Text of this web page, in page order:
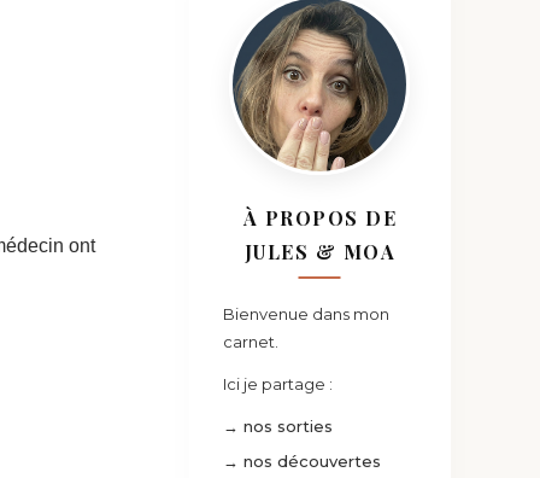
ont
À PROPOS DE
JULES & MOA
Bienvenue dans mon
carnet.
Ici je partage :
→ nos sorties
→ nos découvertes